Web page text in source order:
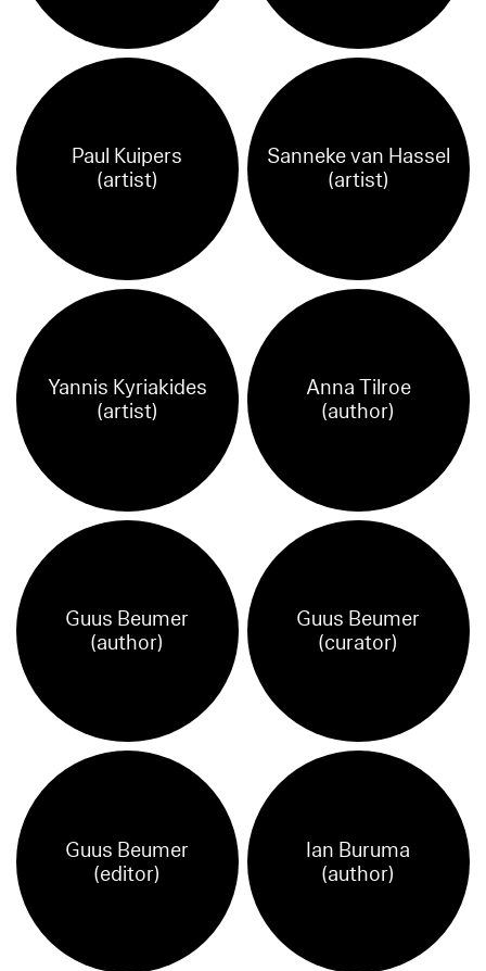
Paul Kuipers
(artist)
Sanneke van Hassel
(artist)
Yannis Kyriakides
(artist)
Anna Tilroe
(author)
Guus Beumer
(author)
Guus Beumer
(curator)
Guus Beumer
(editor)
Ian Buruma
(author)